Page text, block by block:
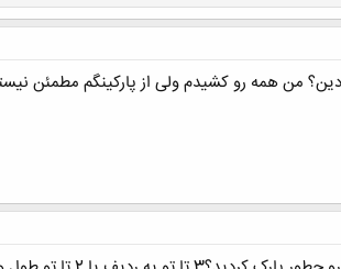
من همه رو کشیدم ولی از پارکینگم مطمئن